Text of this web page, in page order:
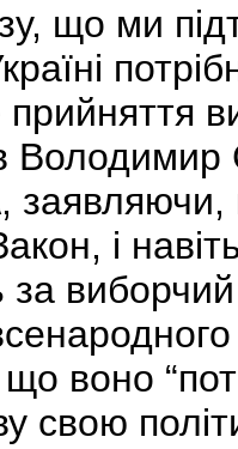
що ми
прийняття
і
за
воно
свою